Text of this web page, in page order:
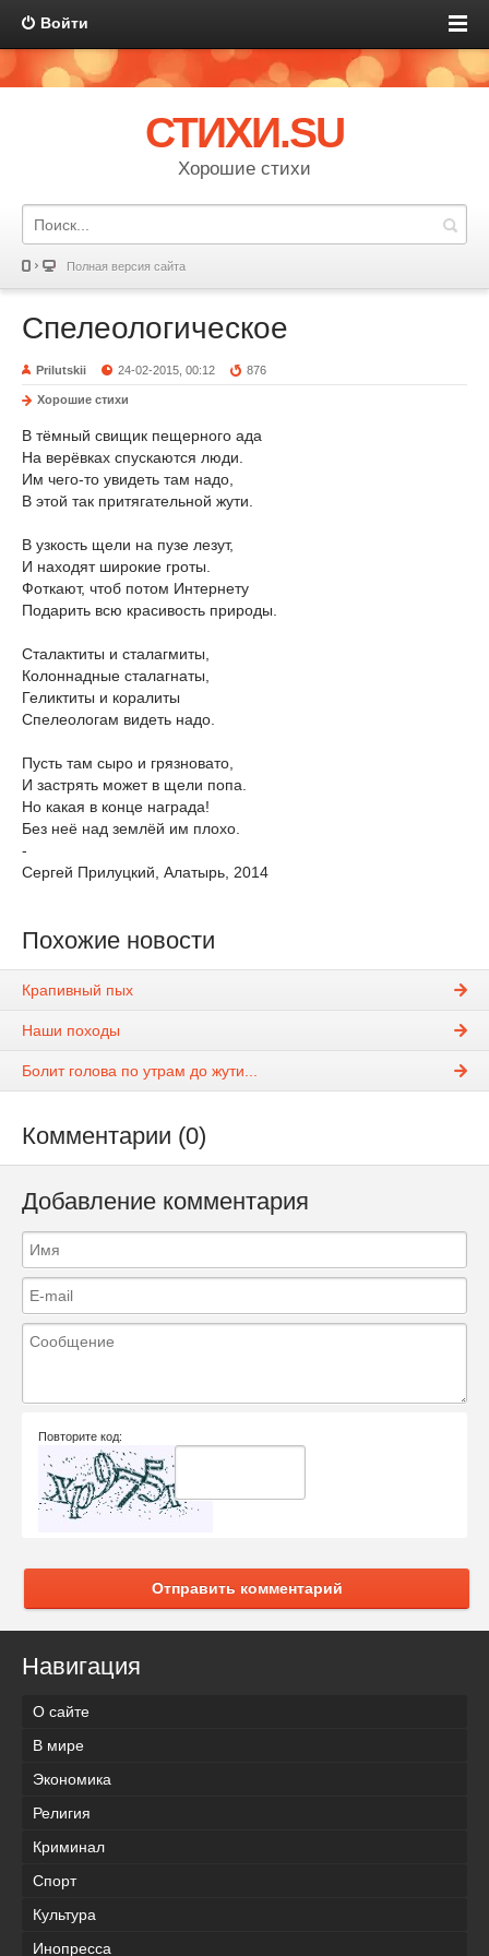
Войти
СТИХИ.SU
Хорошие стихи
Полная версия сайта
Спелеологическое
Prilutskii 24-02-2015, 00:12 876
Хорошие стихи
В тёмный свищик пещерного ада
На верёвках спускаются люди.
Им чего-то увидеть там надо,
В этой так притягательной жути.
В узкость щели на пузе лезут,
И находят широкие гроты.
Фоткают, чтоб потом Интернету
Подарить всю красивость природы.
Сталактиты и сталагмиты,
Колоннадные сталагнаты,
Геликтиты и коралиты
Спелеологам видеть надо.
Пусть там сыро и грязновато,
И застрять может в щели попа.
Но какая в конце награда!
Без неё над землёй им плохо.
-
Сергей Прилуцкий, Алатырь, 2014
Похожие новости
Крапивный пых
Наши походы
Болит голова по утрам до жути...
Комментарии (0)
Добавление комментария
Повторите код:
Отправить комментарий
Навигация
О сайте
В мире
Экономика
Религия
Криминал
Спорт
Культура
Инопресса